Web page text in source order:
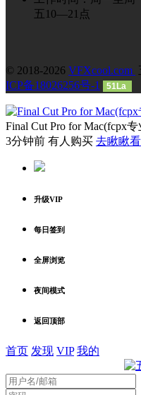
五10—21点
© 2018-2026 VFXcool.com
ICP备18026256号-1
51La
Final Cut Pro for Mac(fcpx
3分钟前 有人购买 去瞅瞅看
升级VIP
每日签到
全屏浏览
夜间模式
返回顶部
首页 发现 VIP 我的